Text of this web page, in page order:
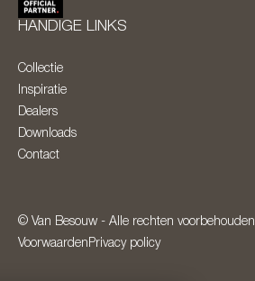
HANDIGE LINKS
Collectie
Inspiratie
Dealers
Downloads
Contact
© Van Besouw - Alle rechten voorbehouden
Voorwaarden Privacy policy